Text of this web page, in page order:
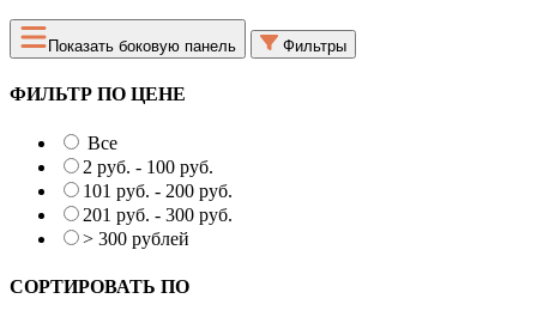
Показать боковую панель Фильтры
ФИЛЬТР ПО ЦЕНЕ
Все
2 руб. - 100 руб.
101 руб. - 200 руб.
201 руб. - 300 руб.
> 300 рублей
СОРТИРОВАТЬ ПО